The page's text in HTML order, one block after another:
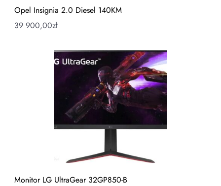
Opel Insignia 2.0 Diesel 140KM
39 900,00zł
Monitor LG UltraGear 32GP850-B